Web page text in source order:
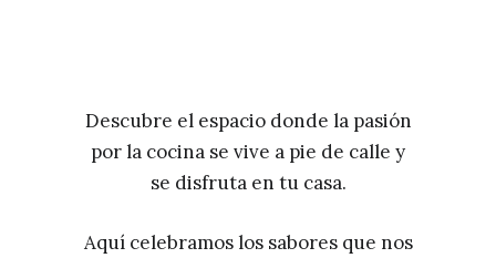
Descubre el espacio donde la pasión
por la cocina se vive a pie de calle y
se disfruta en tu casa.
Aquí celebramos los sabores que nos